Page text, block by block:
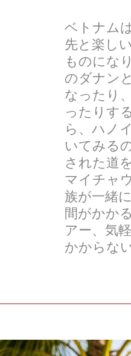
ベトナム
先と楽し
ものにな
のダナン
なったり
ったりす
ら、ハノ
いてみる
された道
マイチャ
族が一緒
間がかか
アー、気
かからな